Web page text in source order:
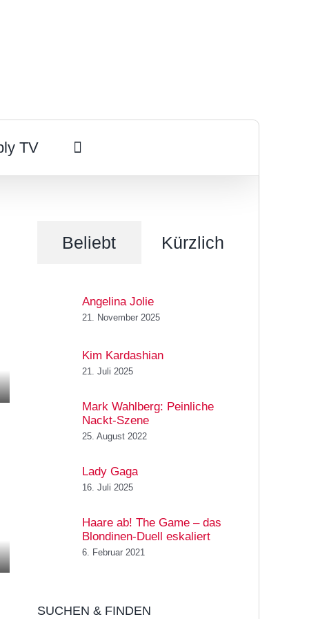
TV
Beliebt Kürzlich
Angelina Jolie
21. November 2025
Kim Kardashian
21. Juli 2025
Mark Wahlberg: Peinliche
Nackt-Szene
25. August 2022
Lady Gaga
16. Juli 2025
Haare ab! The Game – das
Blondinen-Duell eskaliert
6. Februar 2021
SUCHEN & FINDEN